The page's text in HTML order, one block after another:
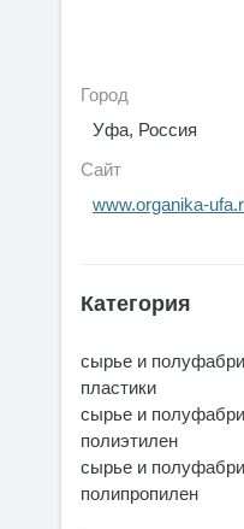
Город
Уфа, Россия
Сайт
www.organika-
Категория
сырье и
пластики
сырье и
полиэтилен
сырье и
полипропилен